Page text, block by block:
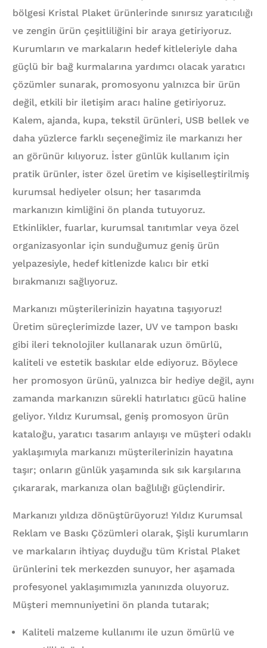
bölgesi Kristal Plaket ürünlerinde sınırsız yaratıcılığı
ve zengin ürün çeşitliliğini bir araya getiriyoruz.
Kurumların ve markaların hedef kitleleriyle daha
güçlü bir bağ kurmalarına yardımcı olacak yaratıcı
çözümler sunarak, promosyonu yalnızca bir ürün
değil, etkili bir iletişim aracı haline getiriyoruz.
Kalem, ajanda, kupa, tekstil ürünleri, USB bellek ve
daha yüzlerce farklı seçeneğimiz ile markanızı her
an görünür kılıyoruz. İster günlük kullanım için
pratik ürünler, ister özel üretim ve kişiselleştirilmiş
kurumsal hediyeler olsun; her tasarımda
markanızın kimliğini ön planda tutuyoruz.
Etkinlikler, fuarlar, kurumsal tanıtımlar veya özel
organizasyonlar için sunduğumuz geniş ürün
yelpazesiyle, hedef kitlenizde kalıcı bir etki
bırakmanızı sağlıyoruz.
Markanızı müşterilerinizin hayatına taşıyoruz!
Üretim süreçlerimizde lazer, UV ve tampon baskı
gibi ileri teknolojiler kullanarak uzun ömürlü,
kaliteli ve estetik baskılar elde ediyoruz. Böylece
her promosyon ürünü, yalnızca bir hediye değil, aynı
zamanda markanızın sürekli hatırlatıcı gücü haline
geliyor. Yıldız Kurumsal, geniş promosyon ürün
kataloğu, yaratıcı tasarım anlayışı ve müşteri odaklı
yaklaşımıyla markanızı müşterilerinizin hayatına
taşır; onların günlük yaşamında sık sık karşılarına
çıkararak, markanıza olan bağlılığı güçlendirir.
Markanızı yıldıza dönüştürüyoruz! Yıldız Kurumsal
Reklam ve Baskı Çözümleri olarak, Şişli kurumların
ve markaların ihtiyaç duyduğu tüm Kristal Plaket
ürünlerini tek merkezden sunuyor, her aşamada
profesyonel yaklaşımımızla yanınızda oluyoruz.
Müşteri memnuniyetini ön planda tutarak;
Kaliteli malzeme kullanımı ile uzun ömürlü ve